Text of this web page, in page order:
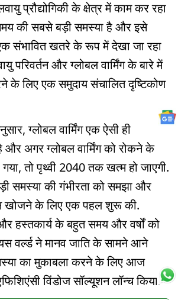
प्रौद्योगिकी के क्षेत्र में काम कर रहा
की सबसे बड़ी समस्या है और इसे
संभावित खतरे के रूप में देखा जा रहा
परिवर्तन और ग्लोबल वार्मिंग के बारे में
के लिए एक समुदाय संचालित दृष्टिकोण
ग्लोबल वार्मिंग एक ऐसी ही
अगर ग्लोबल वार्मिंग को रोकने के
तो पृथ्वी 2040 तक खत्म हो जाएगी.
समस्या की गंभीरता को समझा और
खोजने के लिए एक पहल शुरू की.
हस्तकार्य के बहुत समय और वर्षों को
वर्ल्ड ने मानव जाति के सामने आने
का मुकाबला करने के लिए आज
विंडोज सॉल्यूशन लॉन्च किया.